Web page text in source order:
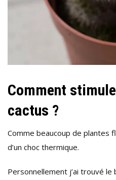
Comment
cactus ?
Comme beaucoup de plantes
d’un choc thermique.
Personnellement j’ai trouvé